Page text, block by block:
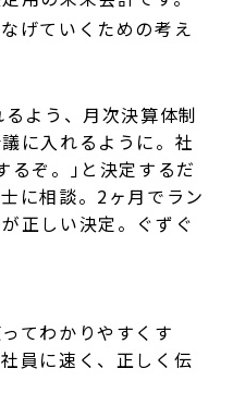
げていくための考え
よう、月次決算体制
に入れるように。社
るぞ。｣と決定するだ
に相談。2ヶ月でラン
正しい決定。ぐずぐ
てわかりやすくす
員に速く、正しく伝